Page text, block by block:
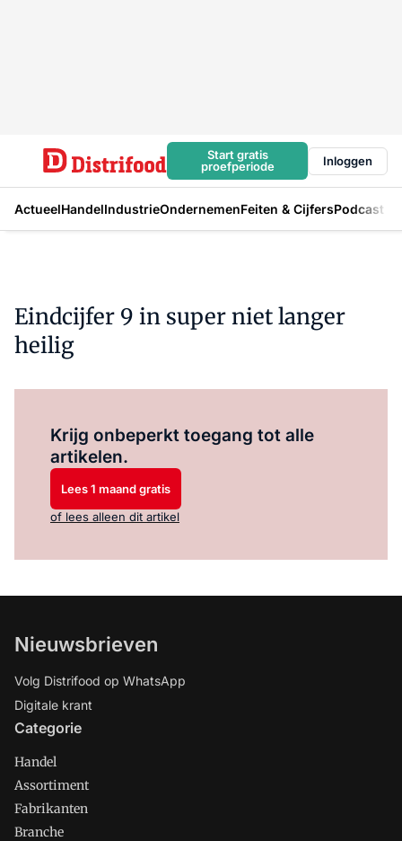
Start gratis
proefperiode
Inloggen
ActueelHandelIndustrieOndernemenFeiten & CijfersPodcast
Eindcijfer 9 in super niet langer
heilig
Krijg onbeperkt toegang tot alle
artikelen.
Lees 1 maand gratis
of lees alleen dit artikel
Nieuwsbrieven
Volg Distrifood op WhatsApp
Digitale krant
Categorie
Handel
Assortiment
Fabrikanten
Branche